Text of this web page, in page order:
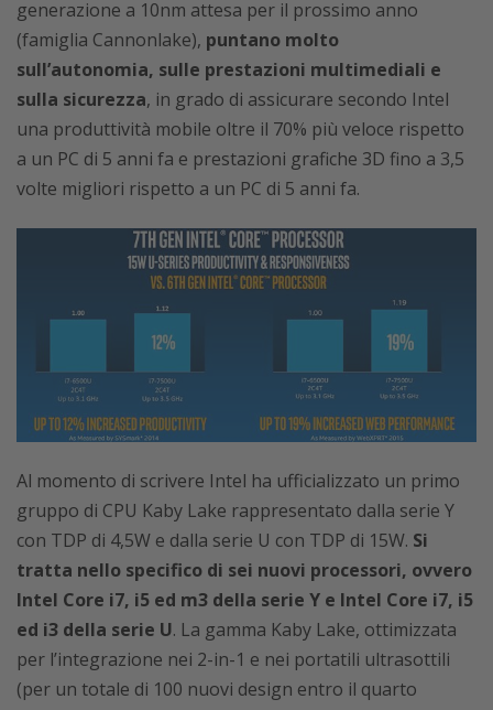
generazione a 10nm attesa per il prossimo anno
(famiglia Cannonlake), puntano molto
sull’autonomia, sulle prestazioni multimediali e
sulla sicurezza, in grado di assicurare secondo Intel
una produttività mobile oltre il 70% più veloce rispetto
a un PC di 5 anni fa e prestazioni grafiche 3D fino a 3,5
volte migliori rispetto a un PC di 5 anni fa.
Al momento di scrivere Intel ha ufficializzato un primo
gruppo di CPU Kaby Lake rappresentato dalla serie Y
con TDP di 4,5W e dalla serie U con TDP di 15W. Si
tratta nello specifico di sei nuovi processori, ovvero
Intel Core i7, i5 ed m3 della serie Y e Intel Core i7, i5
ed i3 della serie U. La gamma Kaby Lake, ottimizzata
per l’integrazione nei 2-in-1 e nei portatili ultrasottili
(per un totale di 100 nuovi design entro il quarto